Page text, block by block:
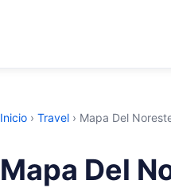
Inicio › Travel › Mapa Del
Mapa Del